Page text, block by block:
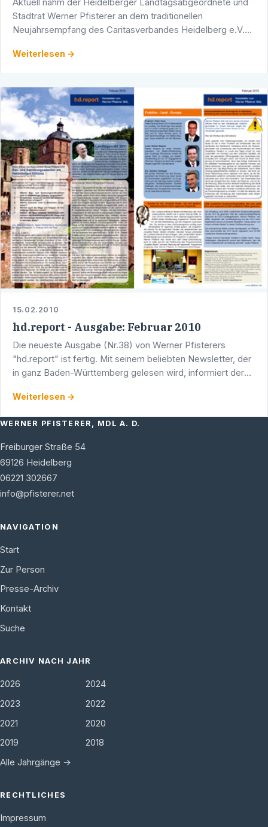
Aktuell nahm der Heidelberger Landtagsabgeordnete und
Stadtrat Werner Pfisterer an dem traditionellen
Neujahrsempfang des Caritasverbandes Heidelberg e.V.
…
Weiterlesen →
15.02.2010
hd.report - Ausgabe: Februar 2010
Die neueste Ausgabe (Nr.38) von Werner Pfisterers
"hd.report" ist fertig. Mit seinem beliebten Newsletter, der
in ganz Baden-Württemberg gelesen wird, informiert der
Weiterlesen →
WERNER PFISTERER, MDL A. D.
Freiburger Straße 54
69126 Heidelberg
06221 302667
info@pfisterer.net
NAVIGATION
Start
Zur Person
Presse-Archiv
Kontakt
Suche
ARCHIV NACH JAHR
2026
2024
2023
2022
2021
2020
2019
2018
Alle Jahrgänge →
RECHTLICHES
Impressum